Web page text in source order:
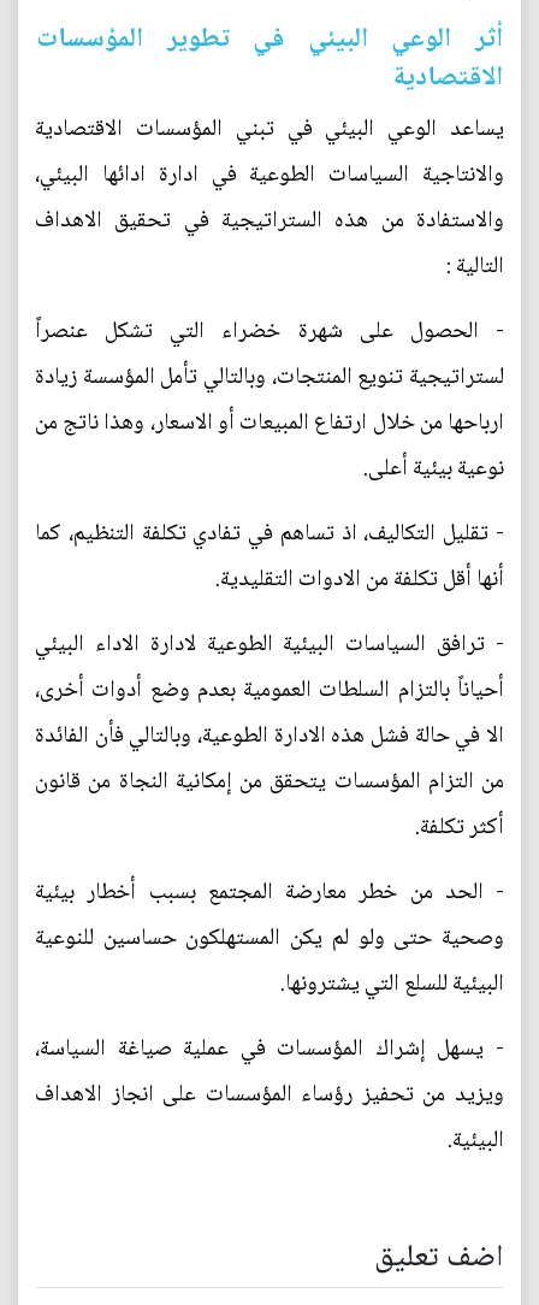
أثر الوعي البيئي في تطوير المؤسسات
الاقتصادية
يساعد الوعي البيئي في تبني المؤسسات الاقتصادية
والانتاجية السياسات الطوعية في ادارة ادائها البيئي،
والاستفادة من هذه الستراتيجية في تحقيق الاهداف
التالية :
- الحصول على شهرة خضراء التي تشكل عنصراً
لستراتيجية تنويع المنتجات، وبالتالي تأمل المؤسسة زيادة
ارباحها من خلال ارتفاع المبيعات أو الاسعار، وهذا ناتج من
نوعية بيئية أعلى.
- تقليل التكاليف، اذ تساهم في تفادي تكلفة التنظيم، كما
أنها أقل تكلفة من الادوات التقليدية.
- ترافق السياسات البيئية الطوعية لادارة الاداء البيئي
أحياناً بالتزام السلطات العمومية بعدم وضع أدوات أخرى،
الا في حالة فشل هذه الادارة الطوعية، وبالتالي فأن الفائدة
من التزام المؤسسات يتحقق من إمكانية النجاة من قانون
أكثر تكلفة.
- الحد من خطر معارضة المجتمع بسبب أخطار بيئية
وصحية حتى ولو لم يكن المستهلكون حساسين للنوعية
البيئية للسلع التي يشترونها.
- يسهل إشراك المؤسسات في عملية صياغة السياسة،
ويزيد من تحفيز رؤساء المؤسسات على انجاز الاهداف
البيئية.
اضف تعليق